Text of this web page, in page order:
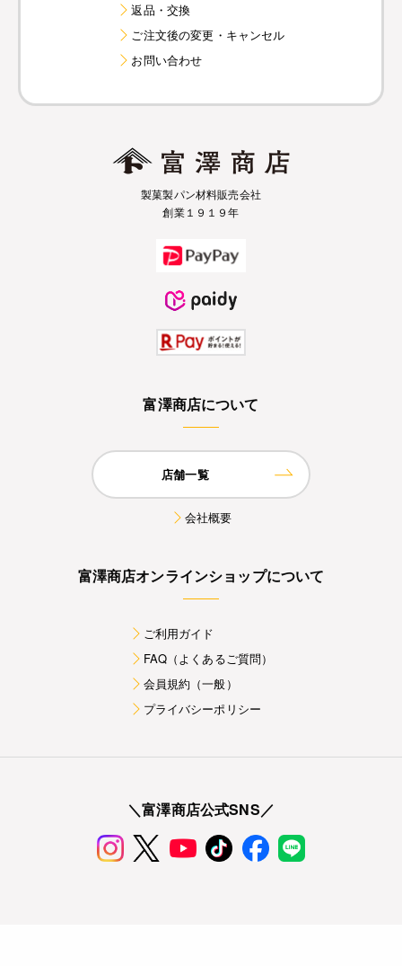
返品・交換
ご注文後の変更・キャンセル
お問い合わせ
製菓製パン材料販売会社
創業１９１９年
富澤商店について
店舗一覧
会社概要
富澤商店オンラインショップについて
ご利用ガイド
FAQ（よくあるご質問）
会員規約（一般）
プライバシーポリシー
＼富澤商店公式SNS／